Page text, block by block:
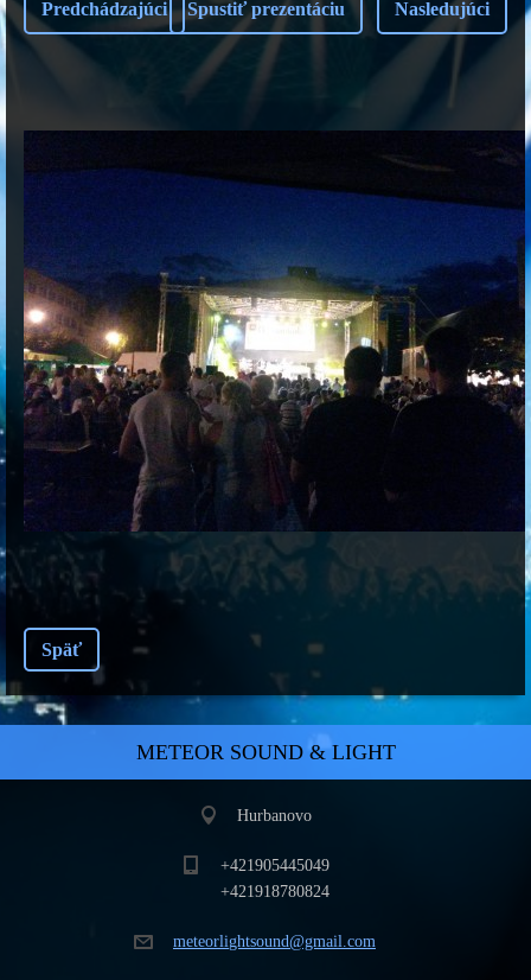
Predchádzajúci Spustiť prezentáciu Nasledujúci
Späť
METEOR SOUND & LIGHT
Hurbanovo
+421905445049
+421918780824
meteorlightsound@gmail.com